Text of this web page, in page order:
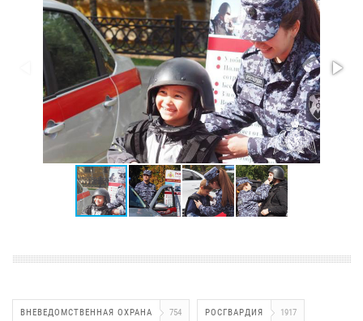
ВНЕВЕДОМСТВЕННАЯ ОХРАНА 754 РОСГВАРДИЯ 1917